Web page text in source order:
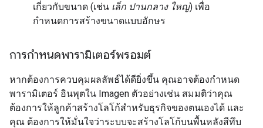
เกี่ยวกับขนาด (เช่น เล็ก ปานกลาง ใหญ่) เพื่อ
กำหนดการสร้างขนาดแบบอักษร
การกำหนดพารามิเตอร์พรอมต์
หากต้องการควบคุมผลลัพธ์ได้ดียิ่งขึ้น คุณอาจต้องกำหนด
พารามิเตอร์ อินพุตใน Imagen ตัวอย่างเช่น สมมติว่าคุณ
ต้องการให้ลูกค้าสร้างโลโก้สำหรับธุรกิจของตนเองได้ และ
คุณ ต้องการให้มั่นใจว่าระบบจะสร้างโลโก้บนพื้นหลังสีทึบ